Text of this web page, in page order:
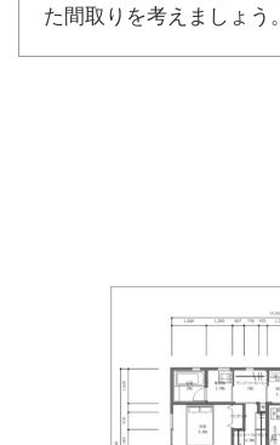
た間取りを考えましょう。